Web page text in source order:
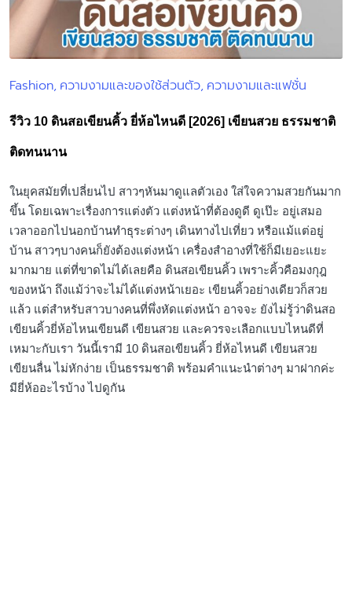
Posted
Fashion ความงามและของใช้ส่วนตัว ความงามและแฟชั่น
รีวิว 10 ดินสอเขียนคิ้ว ยี่ห้อไหนดี [2026] เขียนสวย ธรรมชาติ
ติดทนนาน
ในยุคสมัยที่เปลี่ยนไป สาวๆหันมาดูแลตัวเอง ใส่ใจความสวยกันมาก
ขึ้น โดยเฉพาะเรื่องการแต่งตัว แต่งหน้าที่ต้องดูดี ดูเป๊ะ อยู่เสมอ
เวลาออกไปนอกบ้านทำธุระต่างๆ เดินทางไปเที่ยว หรือแม้แต่อยู่
บ้าน สาวๆบางคนก็ยังต้องแต่งหน้า เครื่องสำอางที่ใช้ก็มีเยอะแยะ
มากมาย แต่ที่ขาดไม่ได้เลยคือ ดินสอเขียนคิ้ว เพราะคิ้วคือมงกุฎ
ของหน้า ถึงแม้ว่าจะไม่ได้แต่งหน้าเยอะ เขียนคิ้วอย่างเดียวก็สวย
แล้ว แต่สำหรับสาวบางคนที่พึ่งหัดแต่งหน้า อาจจะ ยังไม่รู้ว่าดินสอ
เขียนคิ้วยี่ห้อไหนเขียนดี เขียนสวย และควรจะเลือกแบบไหนดีที่
เหมาะกับเรา วันนี้เรามี 10 ดินสอเขียนคิ้ว ยี่ห้อไหนดี เขียนสวย
เขียนลื่น ไม่หักง่าย เป็นธรรมชาติ พร้อมคำแนะนำต่างๆ มาฝากค่ะ
มียี่ห้ออะไรบ้าง ไปดูกัน